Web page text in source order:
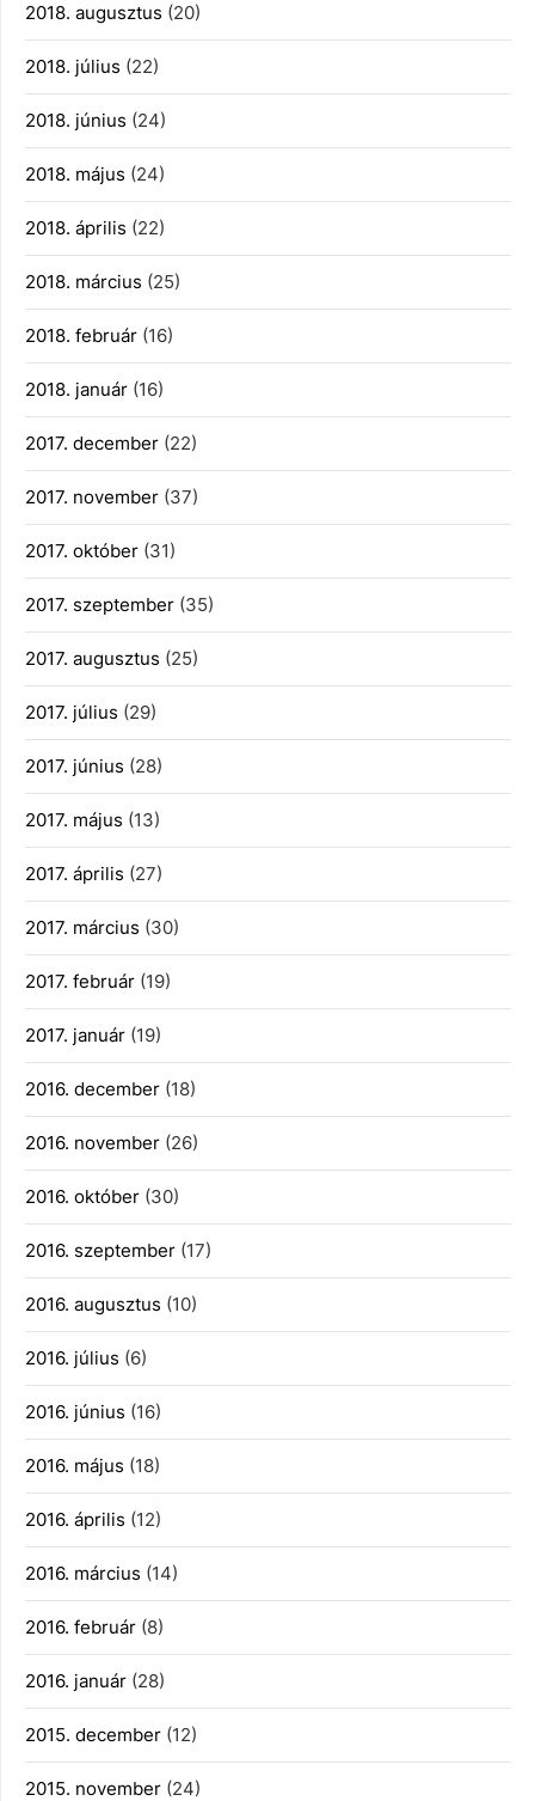
2018. augusztus (20)
2018. július (22)
2018. június (24)
2018. május (24)
2018. április (22)
2018. március (25)
2018. február (16)
2018. január (16)
2017. december (22)
2017. november (37)
2017. október (31)
2017. szeptember (35)
2017. augusztus (25)
2017. július (29)
2017. június (28)
2017. május (13)
2017. április (27)
2017. március (30)
2017. február (19)
2017. január (19)
2016. december (18)
2016. november (26)
2016. október (30)
2016. szeptember (17)
2016. augusztus (10)
2016. július (6)
2016. június (16)
2016. május (18)
2016. április (12)
2016. március (14)
2016. február (8)
2016. január (28)
2015. december (12)
2015. november (24)